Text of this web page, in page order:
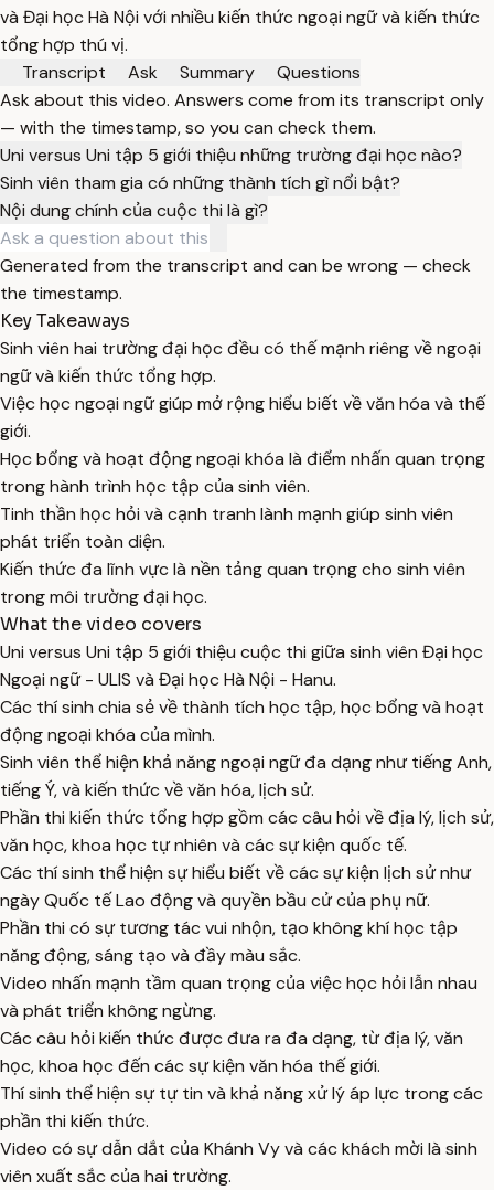
và Đại học Hà Nội với nhiều kiến thức ngoại ngữ và kiến thức
tổng hợp thú vị.
Transcript
Ask Summary
Questions
Ask about this video. Answers come from its transcript only
— with the timestamp, so you can check them.
Uni versus Uni tập 5 giới thiệu những trường đại học nào?
Sinh viên tham gia có những thành tích gì nổi bật?
Nội dung chính của cuộc thi là gì?
Generated from the transcript and can be wrong — check
the timestamp.
Key Takeaways
Sinh viên hai trường đại học đều có thế mạnh riêng về ngoại
ngữ và kiến thức tổng hợp.
Việc học ngoại ngữ giúp mở rộng hiểu biết về văn hóa và thế
giới.
Học bổng và hoạt động ngoại khóa là điểm nhấn quan trọng
trong hành trình học tập của sinh viên.
Tinh thần học hỏi và cạnh tranh lành mạnh giúp sinh viên
phát triển toàn diện.
Kiến thức đa lĩnh vực là nền tảng quan trọng cho sinh viên
trong môi trường đại học.
What the video covers
Uni versus Uni tập 5 giới thiệu cuộc thi giữa sinh viên Đại học
Ngoại ngữ - ULIS và Đại học Hà Nội - Hanu.
Các thí sinh chia sẻ về thành tích học tập, học bổng và hoạt
động ngoại khóa của mình.
Sinh viên thể hiện khả năng ngoại ngữ đa dạng như tiếng Anh,
tiếng Ý, và kiến thức về văn hóa, lịch sử.
Phần thi kiến thức tổng hợp gồm các câu hỏi về địa lý, lịch sử,
văn học, khoa học tự nhiên và các sự kiện quốc tế.
Các thí sinh thể hiện sự hiểu biết về các sự kiện lịch sử như
ngày Quốc tế Lao động và quyền bầu cử của phụ nữ.
Phần thi có sự tương tác vui nhộn, tạo không khí học tập
năng động, sáng tạo và đầy màu sắc.
Video nhấn mạnh tầm quan trọng của việc học hỏi lẫn nhau
và phát triển không ngừng.
Các câu hỏi kiến thức được đưa ra đa dạng, từ địa lý, văn
học, khoa học đến các sự kiện văn hóa thế giới.
Thí sinh thể hiện sự tự tin và khả năng xử lý áp lực trong các
phần thi kiến thức.
Video có sự dẫn dắt của Khánh Vy và các khách mời là sinh
viên xuất sắc của hai trường.